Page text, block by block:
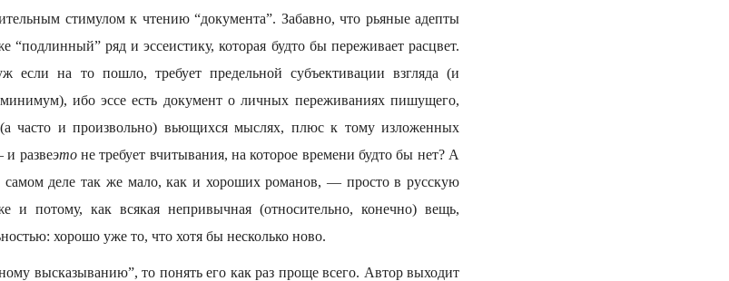
стимулом к чтению “документа”. Забавно, что рьяные адепты
“подлинный” ряд и эссеистику, которая будто бы переживает расцвет.
если на то пошло, требует предельной субъективации взгляда (и
ибо эссе есть документ о личных переживаниях пишущего,
часто и произвольно) вьющихся мыслях, плюс к тому изложенных
развеэтоне требует вчитывания, на которое времени будто бы нет? А
самом деле так же мало, как и хороших романов, — просто в русскую
и потому, как всякая непривычная (относительно, конечно) вещь,
хорошо уже то, что хотя бы несколько ново.
высказыванию”, то понять его как раз проще всего. Автор выходит